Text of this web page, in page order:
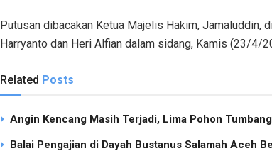
Putusan dibacakan Ketua Majelis Hakim, Jamaluddin,
Harryanto dan Heri Alfian dalam sidang, Kamis (23/4/
Related Posts
Angin Kencang Masih Terjadi, Lima Pohon
Balai Pengajian di Dayah Bustanus Salamah Aceh